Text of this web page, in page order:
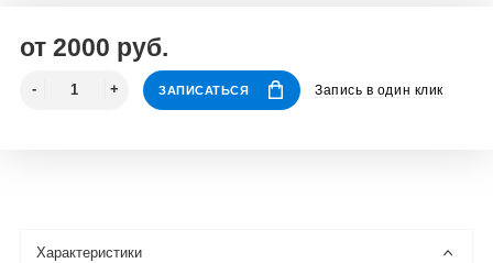
от 2000 руб.
ЗАПИСАТЬСЯ Запись в один клик
Характеристики